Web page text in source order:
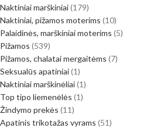
Naktiniai marškiniai 179
Naktiniai, pižamos moterims 10
Palaidinės, marškiniai moterims 5
Pižamos 539
Pižamos, chalatai mergaitėms 7
Seksualūs apatiniai 1
Naktiniai marškinėliai 1
Top tipo liemenėlės 1
Žindymo prekės 11
Apatinis trikotažas vyrams 51